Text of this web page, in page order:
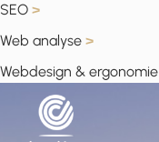
SEO >
Web analyse >
Webdesign & ergonomie